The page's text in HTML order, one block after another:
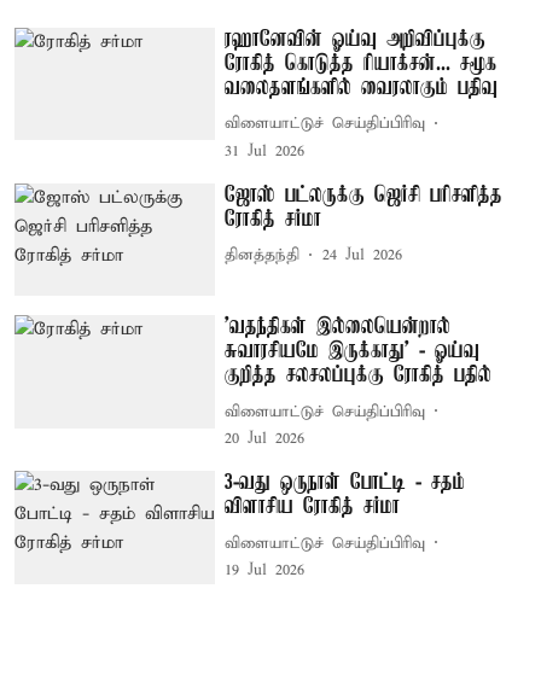
ரஹானேவின் ஓய்வு அறிவிப்புக்கு
ரோகித் கொடுத்த ரியாக்சன்... சமூக
வலைதளங்களில் வைரலாகும் பதிவு
விளையாட்டுச் செய்திப்பிரிவு
31 Jul 2026
ஜோஸ் பட்லருக்கு ஜெர்சி பரிசளித்த
ரோகித் சர்மா
தினத்தந்தி 24 Jul 2026
’வதந்திகள் இல்லையென்றால்
சுவாரசியமே இருக்காது’ - ஓய்வு
குறித்த சலசலப்புக்கு ரோகித் பதில்
விளையாட்டுச் செய்திப்பிரிவு
20 Jul 2026
3-வது ஒருநாள் போட்டி - சதம்
விளாசிய ரோகித் சர்மா
விளையாட்டுச் செய்திப்பிரிவு
19 Jul 2026